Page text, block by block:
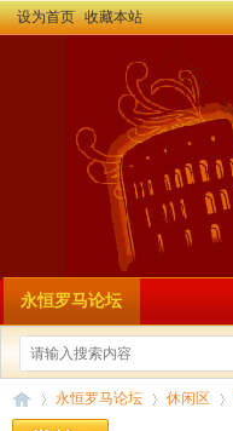
设为首页 收藏本站
永恒罗马论坛
永恒罗马论坛 休闲区